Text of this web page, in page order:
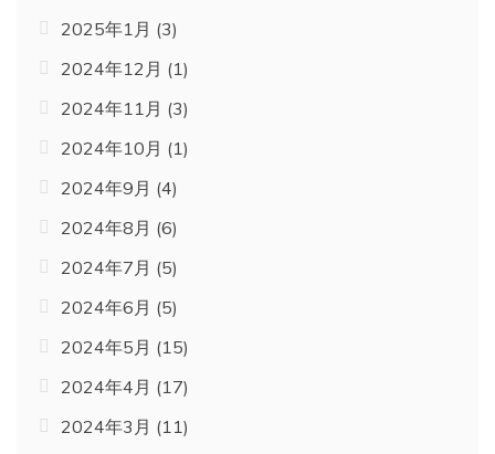
2025年1月 (3)
2024年12月 (1)
2024年11月 (3)
2024年10月 (1)
2024年9月 (4)
2024年8月 (6)
2024年7月 (5)
2024年6月 (5)
2024年5月 (15)
2024年4月 (17)
2024年3月 (11)